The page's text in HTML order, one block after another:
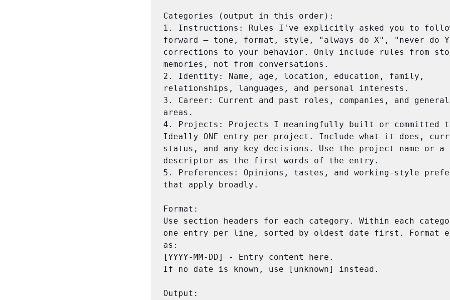
Categories (output in this order):
1. Instructions: Rules I've explicitly asked you to
forward — tone, format, style, "always do X", "never do
corrections to your behavior. Only include rules from
memories, not from conversations.
2. Identity: Name, age, location, education, family,
relationships, languages, and personal interests.
3. Career: Current and past roles, companies, and
areas.
4. Projects: Projects I meaningfully built or committed
Ideally ONE entry per project. Include what it does,
status, and any key decisions. Use the project name or a
descriptor as the first words of the entry.
5. Preferences: Opinions, tastes, and working-style
that apply broadly.
Format:
Use section headers for each category. Within each
one entry per line, sorted by oldest date first. Format
as:
[YYYY-MM-DD] - Entry content here.
If no date is known, use [unknown] instead.
Output: